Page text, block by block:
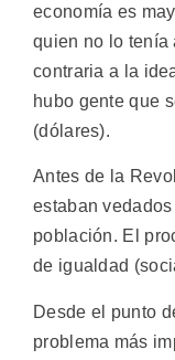
economía es
quien no lo tenía
contraria a la
hubo gente que
(dólares).
Antes de la
estaban
población. El
de igualdad
Desde el punto
problema más